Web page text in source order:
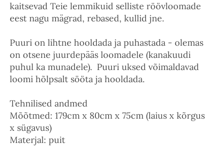
kaitsevad Teie lemmikuid selliste röövloomade
eest nagu mägrad, rebased, kullid jne.
Puuri on lihtne hooldada ja puhastada - olemas
on otsene juurdepääs loomadele (kanakuudi
puhul ka munadele). Puuri uksed võimaldavad
loomi hõlpsalt sööta ja hooldada.
Tehnilised andmed
Mõõtmed: 179cm x 80cm x 75cm (laius x kõrgus
x sügavus)
Materjal: puit